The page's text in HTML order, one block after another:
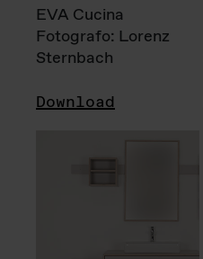
EVA Cucina
Fotografo: Lorenz
Sternbach
Download